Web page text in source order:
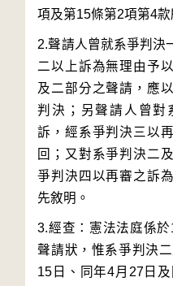
2.聲請人曾就系爭判決
二以上訴為無理由予
及二部分之聲請，應
判決；另聲請人曾對
訴，經系爭判決三以
回；又對系爭判決二
爭判決四以再審之訴
3.經查：憲法法庭係
聲請狀，惟系爭判決
15日、同年4月27日